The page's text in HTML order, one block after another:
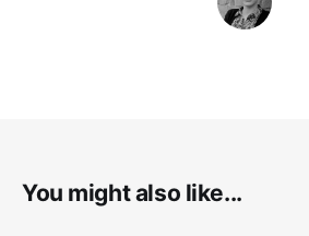
You might also like...